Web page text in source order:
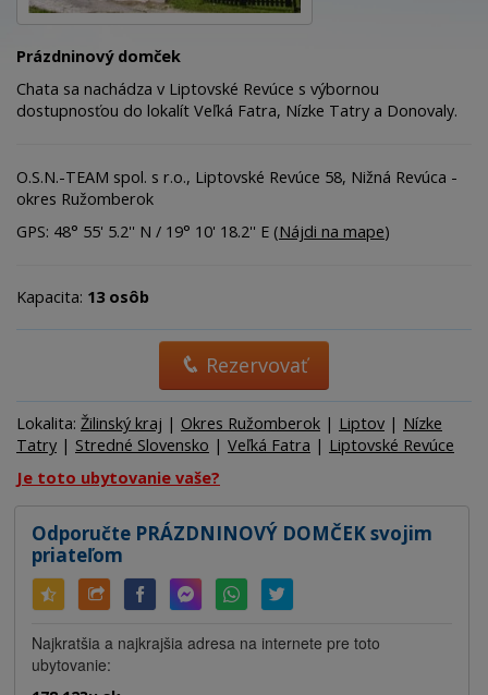
Prázdninový domček
Chata sa nachádza v Liptovské Revúce s výbornou
dostupnosťou do lokalít Veľká Fatra, Nízke Tatry a Donovaly.
O.S.N.-TEAM spol. s r.o., Liptovské Revúce 58, Nižná Revúca -
okres Ružomberok
GPS: 48° 55' 5.2'' N / 19° 10' 18.2'' E (Nájdi na mape)
Kapacita: 13 osôb
Rezervovať
Lokalita: Žilinský kraj | Okres Ružomberok | Liptov | Nízke
Tatry | Stredné Slovensko | Veľká Fatra | Liptovské Revúce
Je toto ubytovanie vaše?
Odporučte PRÁZDNINOVÝ DOMČEK svojim
priateľom
Najkratšia a najkrajšia adresa na internete pre toto
ubytovanie: